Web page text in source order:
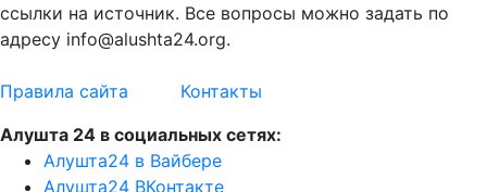
ссылки на источник. Все вопросы можно задать по
адресу info@alushta24.org.
Правила сайта
Контакты
Алушта 24 в социальных сетях:
Алушта24 в Вайбере
Алушта24 ВКонтакте